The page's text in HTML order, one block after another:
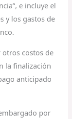
e incluye el
y los gastos de
otros costos de
la finalización
anticipado
por